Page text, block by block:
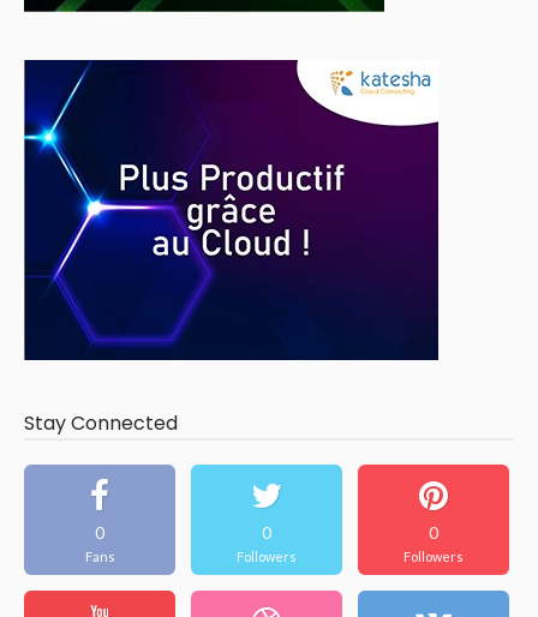
Stay Connected
0
Fans
0
Followers
0
Followers